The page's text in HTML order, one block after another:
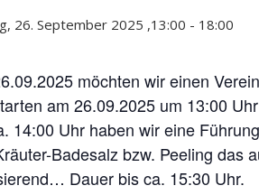
26. September 2025 ,13:00 - 18:00
möchten wir einen
am 26.09.2025 um 13:00
14:00 Uhr haben wir eine
Badesalz bzw. Peeling das
Dauer bis ca. 15:30 Uhr.